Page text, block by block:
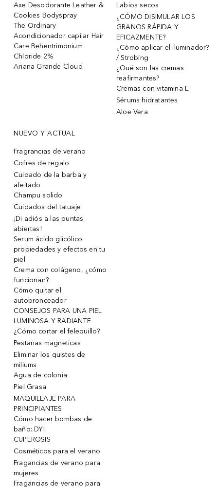
Axe Desodorante Leather &
Cookies Bodyspray
The Ordinary
Acondicionador capilar Hair
Care Behentrimonium
Chloride 2%
Ariana Grande Cloud
Labios secos
¿CÓMO DISIMULAR LOS
GRANOS RÁPIDA Y
EFICAZMENTE?
¿Cómo aplicar el iluminador?
/ Strobing
¿Qué son las cremas
reafirmantes?
Cremas con vitamina E
Sérums hidratantes
Aloe Vera
NUEVO Y ACTUAL
Fragrancias de verano
Cofres de regalo
Cuidado de la barba y
afeitado
Champu solido
Cuidados del tatuaje
¡Di adiós a las puntas
abiertas!
Serum ácido glicólico:
propiedades y efectos en tu
piel
Crema con colágeno, ¿cómo
funcionan?
Cómo quitar el
autobronceador
CONSEJOS PARA UNA PIEL
LUMINOSA Y RADIANTE
¿Cómo cortar el felequillo?
Pestanas magneticas
Eliminar los quistes de
miliums
Agua de colonia
Piel Grasa
MAQUILLAJE PARA
PRINCIPIANTES
Cómo hacer bombas de
baño: DYI
CUPEROSIS
Cosméticos para el verano
Fragancias de verano para
mujeres
Fragancias de verano para